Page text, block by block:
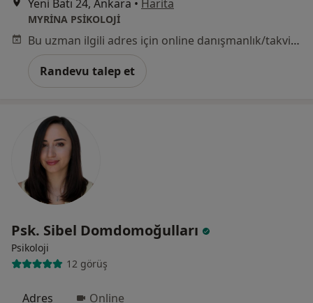
Yeni Batı 24, Ankara • Harita
MYRİNA PSİKOLOJİ
Bu uzman ilgili adres için online danışmanlık/takvim sunmuyor.
Randevu talep et
Psk. Sibel Domdomoğulları
Psikoloji
12 görüş
Adres Online